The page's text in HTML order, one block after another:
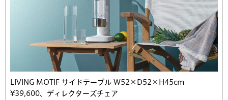
LIVING MOTIF サイドテーブル W52×D52×H45cm
¥39,600、ディレクターズチェア